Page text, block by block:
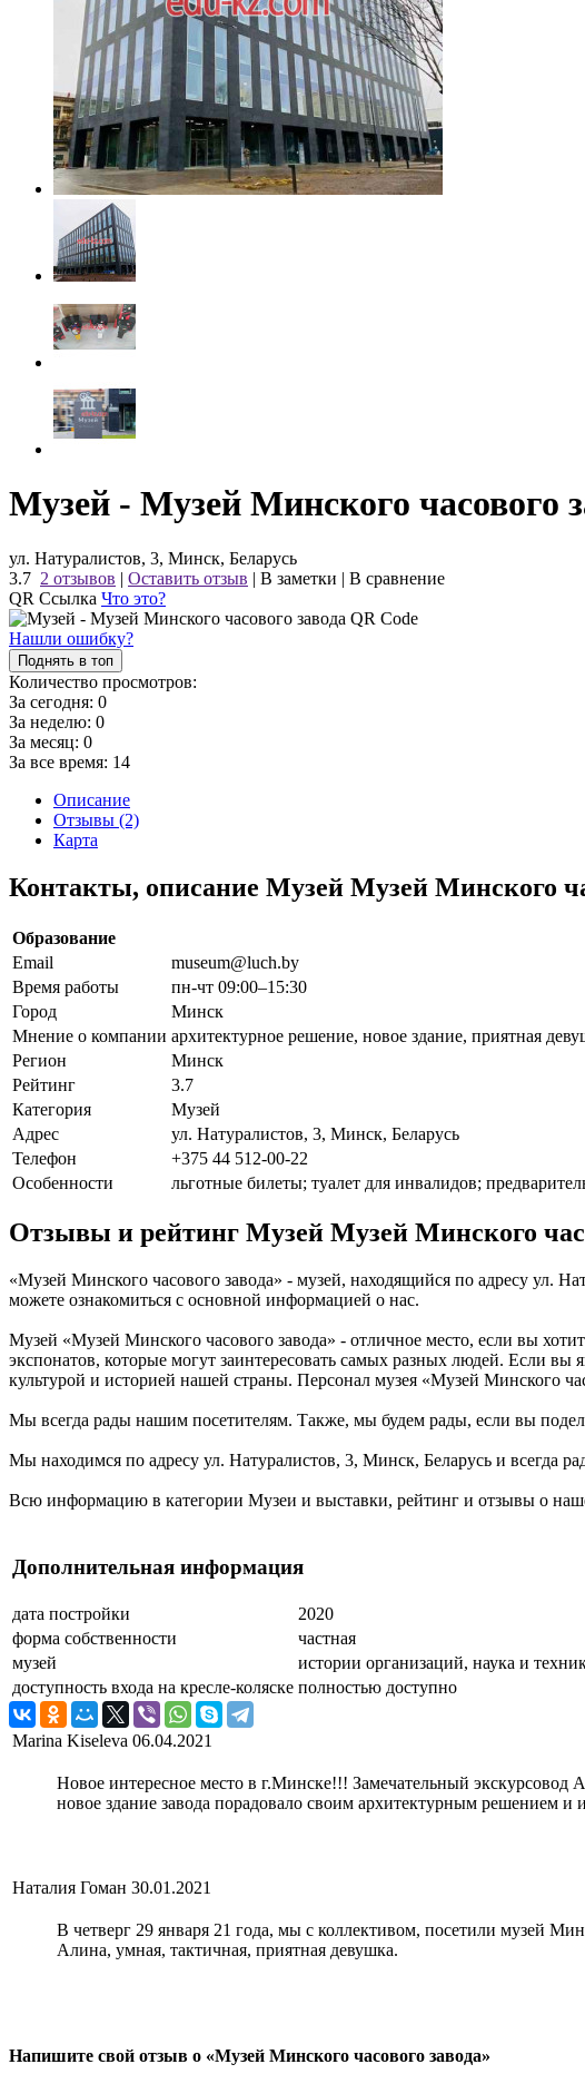
Музей - Музей Минского часового
ул. Натуралистов, 3, Минск, Беларусь
3.7 2 отзывов | Оставить отзыв | В заметки | В сравнение
QR Ссылка Что это?
Нашли ошибку?
Поднять в топ
Количество просмотров:
За сегодня: 0
За неделю: 0
За месяц: 0
За все время: 14
Описание
Отзывы (2)
Карта
Контакты, описание Музей Музей Минского
Образование
Email
museum@luch.by
Время работы
пн-чт 09:00–15:30
Город
Минск
Мнение о компании архитектурное решение, новое здание, приятная
Регион
Минск
Рейтинг
3.7
Категория
Музей
Адрес
ул. Натуралистов, 3, Минск, Беларусь
Телефон
+375 44 512-00-22
Особенности
льготные билеты; туалет для инвалидов;
Отзывы и рейтинг Музей Музей Минского
«Музей Минского часового завода» - музей, находящийся по адресу ул.
можете ознакомиться с основной информацией о нас.
Музей «Музей Минского часового завода» - отличное место, если вы
экспонатов, которые могут заинтересовать самых разных людей. Если вы
культурой и историей нашей страны. Персонал музея «Музей Минского
Мы всегда рады нашим посетителям. Также, мы будем рады, если вы
Мы находимся по адресу ул. Натуралистов, 3, Минск, Беларусь и всегда
Всю информацию в категории Музеи и выставки, рейтинг и отзывы о
Дополнительная информация
дата постройки
2020
форма собственности
частная
музей
истории организаций, наука и
доступность входа на кресле-коляске полностью доступно
Marina Kiseleva 06.04.2021
Новое интересное место в г.Минске!!! Замечательный экскурсовод
новое здание завода порадовало своим архитектурным решением
Наталия Гоман 30.01.2021
В четверг 29 января 21 года, мы с коллективом, посетили музей
Алина, умная, тактичная, приятная девушка.
Напишите свой отзыв о «Музей Минского часового завода»